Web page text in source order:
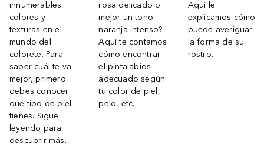
innumerables
colores y
texturas en el
mundo del
colorete. Para
saber cuál te va
mejor, primero
debes conocer
qué tipo de piel
tienes. Sigue
leyendo para
descubrir más.
rosa delicado o
mejor un tono
naranja intenso?
Aquí te contamos
cómo encontrar
el pintalabios
adecuado según
tu color de piel,
pelo, etc.
Aquí le
explicamos cómo
puede averiguar
la forma de su
rostro.